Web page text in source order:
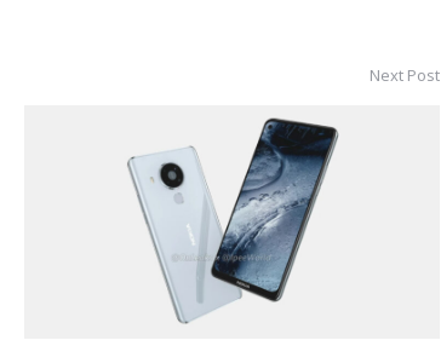
Next Post